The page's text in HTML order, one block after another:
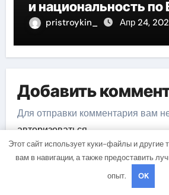
и национальность по
pristroykin_ Апр 24,
Добавить
Для отправки комментария вам
авторизоваться.
Этот сайт использует куки-файлы и другие
вам в навигации, а также предоставить
опыт.
OK